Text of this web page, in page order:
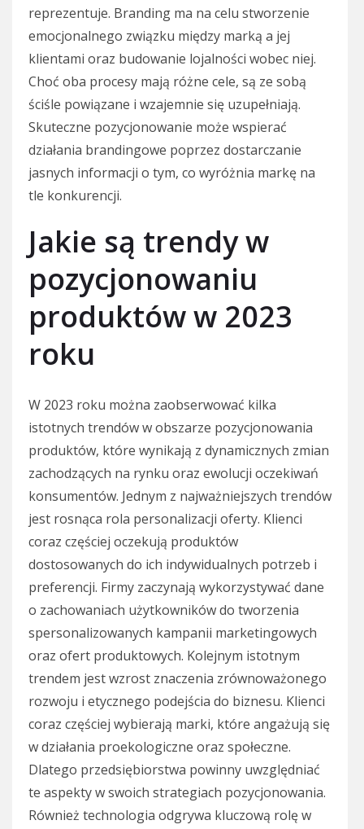
reprezentuje. Branding ma na celu stworzenie
emocjonalnego związku między marką a jej
klientami oraz budowanie lojalności wobec niej.
Choć oba procesy mają różne cele, są ze sobą
ściśle powiązane i wzajemnie się uzupełniają.
Skuteczne pozycjonowanie może wspierać
działania brandingowe poprzez dostarczanie
jasnych informacji o tym, co wyróżnia markę na
tle konkurencji.
Jakie są trendy w
pozycjonowaniu
produktów w 2023
roku
W 2023 roku można zaobserwować kilka
istotnych trendów w obszarze pozycjonowania
produktów, które wynikają z dynamicznych zmian
zachodzących na rynku oraz ewolucji oczekiwań
konsumentów. Jednym z najważniejszych trendów
jest rosnąca rola personalizacji oferty. Klienci
coraz częściej oczekują produktów
dostosowanych do ich indywidualnych potrzeb i
preferencji. Firmy zaczynają wykorzystywać dane
o zachowaniach użytkowników do tworzenia
spersonalizowanych kampanii marketingowych
oraz ofert produktowych. Kolejnym istotnym
trendem jest wzrost znaczenia zrównoważonego
rozwoju i etycznego podejścia do biznesu. Klienci
coraz częściej wybierają marki, które angażują się
w działania proekologiczne oraz społeczne.
Dlatego przedsiębiorstwa powinny uwzględniać
te aspekty w swoich strategiach pozycjonowania.
Również technologia odgrywa kluczową rolę w